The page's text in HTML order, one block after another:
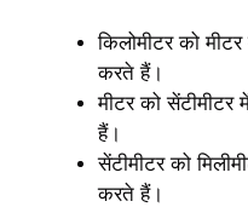
किलोमीटर को
करते हैं।
मीटर को
हैं।
सेंटीमीटर को
करते हैं।